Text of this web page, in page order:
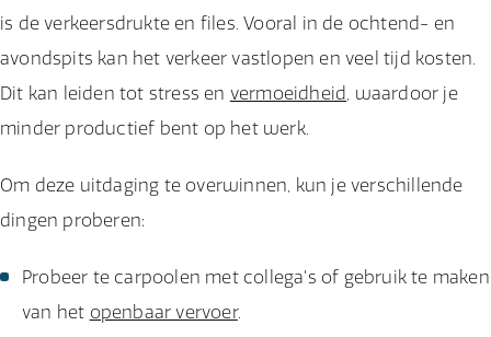
is de verkeersdrukte en files. Vooral in de ochtend- en
avondspits kan het verkeer vastlopen en veel tijd kosten.
Dit kan leiden tot stress en vermoeidheid, waardoor je
minder productief bent op het werk.
Om deze uitdaging te overwinnen, kun je verschillende
dingen proberen:
Probeer te carpoolen met collega's of gebruik te maken
van het openbaar vervoer.